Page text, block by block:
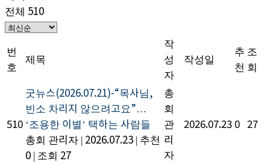
전체 510
번
호
제목
작
성
자
작성일
추
천
조
회
510
굿뉴스(2026.07.21)-“목사님,
빈소 차리지 않으려고요”…
‘조용한 이별’ 택하는 사람들
총회 관리자 | 2026.07.23 | 추천
0 | 조회 27
총
회
관
리
자
2026.07.230 27